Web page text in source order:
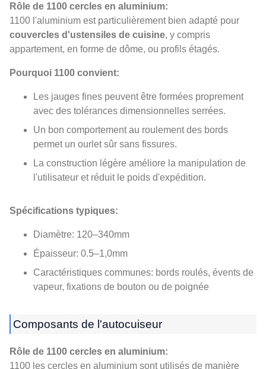
Rôle de 1100 cercles en aluminium:
1100 l'aluminium est particulièrement bien adapté pour
couvercles d'ustensiles de cuisine, y compris
appartement, en forme de dôme, ou profils étagés.
Pourquoi 1100 convient:
Les jauges fines peuvent être formées proprement
avec des tolérances dimensionnelles serrées.
Un bon comportement au roulement des bords
permet un ourlet sûr sans fissures.
La construction légère améliore la manipulation de
l'utilisateur et réduit le poids d'expédition.
Spécifications typiques:
Diamètre: 120–340mm
Épaisseur: 0.5–1,0mm
Caractéristiques communes: bords roulés, évents de
vapeur, fixations de bouton ou de poignée
Composants de l'autocuiseur
Rôle de 1100 cercles en aluminium:
1100 les cercles en aluminium sont utilisés de manière